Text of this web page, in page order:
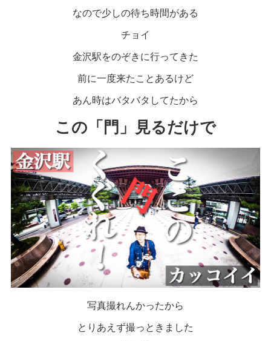
なので少しの待ち時間がある
チョイ
金沢駅をのぞきに行ってきた
前に一度来たことあるけど
あん時はバタバタしてたから
この「門」見るだけで
写真撮れんかったから
とりあえず撮っときました